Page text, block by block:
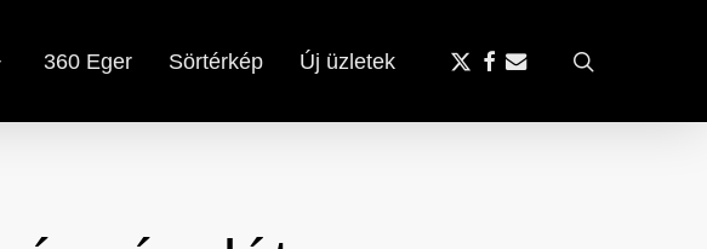
360 Eger Sörtérkép Új üzletek
x-
facebook
email